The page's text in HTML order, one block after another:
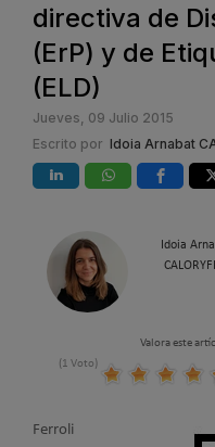
directiva de
(ErP) y de
(ELD)
Jueves, 09 Julio 2015
Escrito por Idoia Arnabat
Idoia
Valora este
(1 Voto)
Ferroli